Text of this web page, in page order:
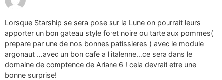
Lorsque Starship se sera pose sur la Lune on pourrait leurs
apporter un bon gateau style foret noire ou tarte aux pommes(
prepare par une de nos bonnes patissieres ) avec le module
argonaut …avec un bon cafe a l italenne…ce sera dans le
domaine de comptence de Ariane 6 ! cela devrait etre une
bonne surprise!